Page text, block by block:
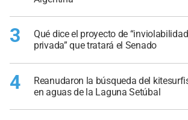
3
Qué dice el proyecto de
privada” que tratará el Senado
4
Reanudaron la búsqueda del
en aguas de la Laguna Setúbal